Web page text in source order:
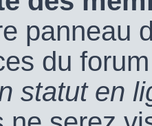
panneau
du
statut en